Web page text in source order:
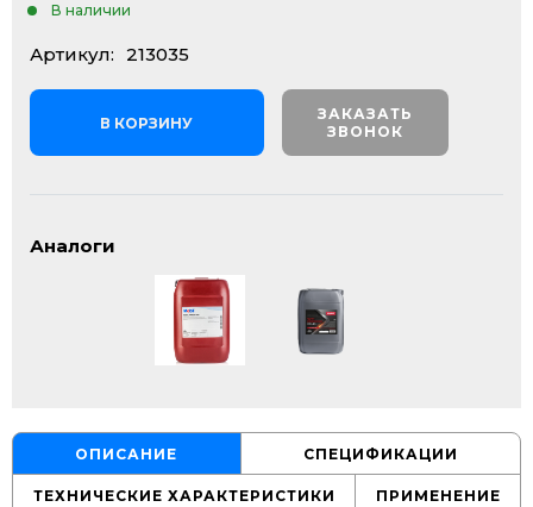
В наличии
Артикул: 213035
В КОРЗИНУ
ЗАКАЗАТЬ
ЗВОНОК
Аналоги
ОПИСАНИЕ СПЕЦИФИКАЦИИ
ТЕХНИЧЕСКИЕ ХАРАКТЕРИСТИКИ ПРИМЕНЕНИЕ